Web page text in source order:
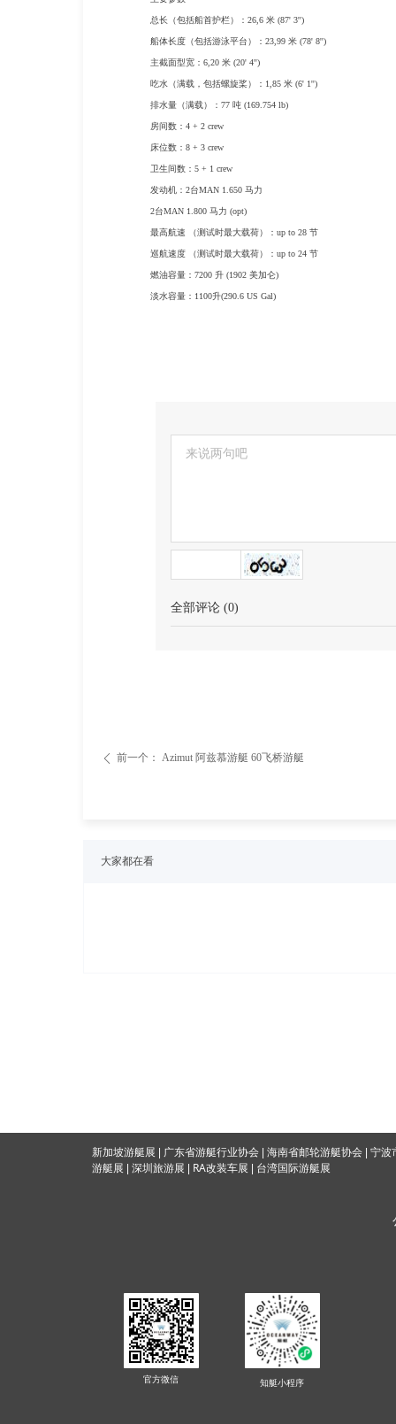
ꄴ 前一个： Azimut 阿兹慕游艇 60飞桥游艇
总长（包括船首护栏）：26,6 米 (87' 3'')
船体长度（包括游泳平台）：23,99 米 (78' 8'')
主截面型宽：6,20 米 (20' 4'')
吃水（满载，包括螺旋桨）：1,85 米 (6' 1'')
排水量（满载）：77 吨 (169.754 lb)
房间数：4 + 2 crew
床位数：8 + 3 crew
卫生间数：5 + 1 crew
发动机：2台MAN 1.650 马力
2台MAN 1.800 马力 (opt)
最高航速 （测试时最大载荷）：up to 28 节
巡航速度 （测试时最大载荷）：up to 24 节
燃油容量：7200 升 (1902 美加仑)
淡水容量：1100升(290.6 US Gal)
全部评论 (0)
大家都在看
官方微信
新加坡游艇展 广东省游艇行业协会 海南省邮轮游艇协会
宁波
游艇展
深圳旅游展 RA改装车展 台湾国际游艇展
知艇小程序